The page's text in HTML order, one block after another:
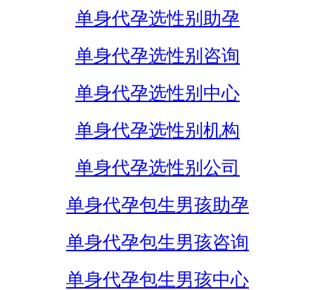
单身代孕选性别助孕
单身代孕选性别咨询
单身代孕选性别中心
单身代孕选性别机构
单身代孕选性别公司
单身代孕包生男孩助孕
单身代孕包生男孩咨询
单身代孕包生男孩中心